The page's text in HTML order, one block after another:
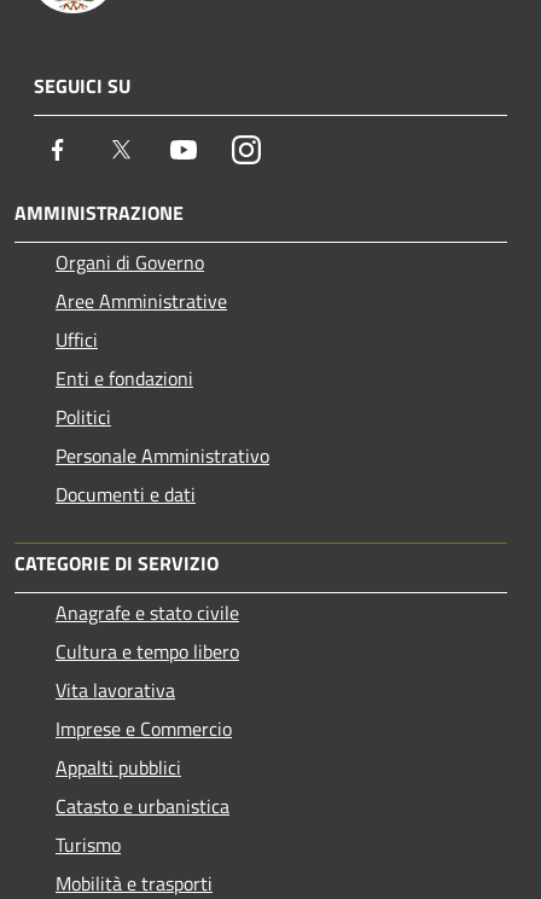
SEGUICI SU
Facebook Twitter YoutubeInstagram
AMMINISTRAZIONE
Organi di Governo
Aree Amministrative
Uffici
Enti e fondazioni
Politici
Personale Amministrativo
Documenti e dati
CATEGORIE DI SERVIZIO
Anagrafe e stato civile
Cultura e tempo libero
Vita lavorativa
Imprese e Commercio
Appalti pubblici
Catasto e urbanistica
Turismo
Mobilità e trasporti